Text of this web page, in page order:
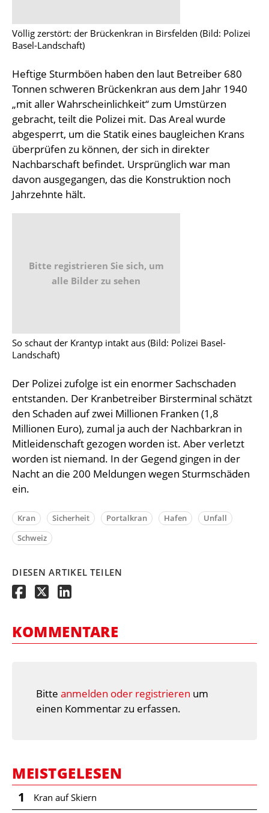
Völlig zerstört: der Brückenkran in Birsfelden (Bild: Polizei
Basel-Landschaft)
Heftige Sturmböen haben den laut Betreiber 680
Tonnen schweren Brückenkran aus dem Jahr 1940
„mit aller Wahrscheinlichkeit“ zum Umstürzen
gebracht, teilt die Polizei mit. Das Areal wurde
abgesperrt, um die Statik eines baugleichen Krans
überprüfen zu können, der sich in direkter
Nachbarschaft befindet. Ursprünglich war man
davon ausgegangen, das die Konstruktion noch
Jahrzehnte hält.
Bitte registrieren Sie sich, um
alle Bilder zu sehen
So schaut der Krantyp intakt aus (Bild: Polizei Basel-
Landschaft)
Der Polizei zufolge ist ein enormer Sachschaden
entstanden. Der Kranbetreiber Birsterminal schätzt
den Schaden auf zwei Millionen Franken (1,8
Millionen Euro), zumal ja auch der Nachbarkran in
Mitleidenschaft gezogen worden ist. Aber verletzt
worden ist niemand. In der Gegend gingen in der
Nacht an die 200 Meldungen wegen Sturmschäden
ein.
Kran Sicherheit Portalkran Hafen
Unfall
Schweiz
DIESEN ARTIKEL TEILEN
KOMMENTARE
Bitte anmelden oder registrieren um
einen Kommentar zu erfassen.
MEISTGELESEN
1 Kran auf Skiern